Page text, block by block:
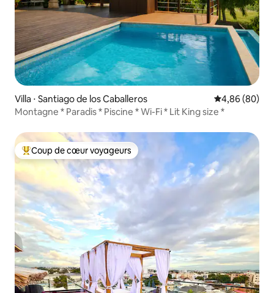
Villa ⋅ Santiago de los Caballeros Évaluation
4,86 (80)
Montagne * Paradis * Piscine * Wi-Fi * Lit King size *
Coups de cœur voyageurs les plus appréciés
Coup de cœur voyageurs